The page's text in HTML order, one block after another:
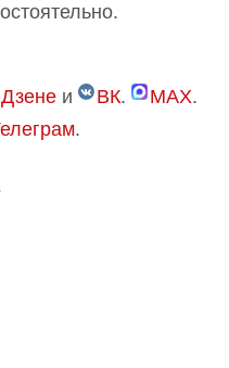
Дзене и ВК. MAX.
.